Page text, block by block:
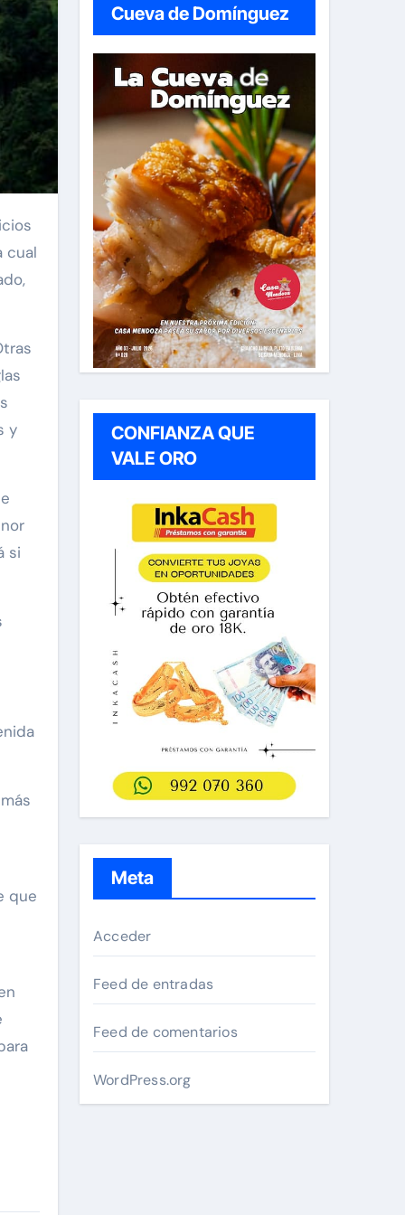
cual
y
si
que
Cueva de Domínguez
CONFIANZA QUE
VALE ORO
Meta
Acceder
Feed de entradas
Feed de comentarios
WordPress.org